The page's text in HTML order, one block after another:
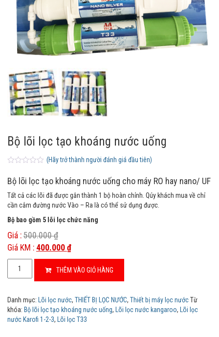
Bộ lõi lọc tạo khoáng nước uống
o
u
o
f
a
s
e
d
o
n
c
t
e
r
r
a
(Hãy trở thành người đánh giá đầu tiên)
Bộ lõi lọc tạo khoáng nước uống cho máy RO hay nano/ UF
Tất cả các lõi đã được gắn thành 1 bộ hoàn chỉnh. Qúy khách mua về chỉ
cần cắm đường nước Vào – Ra là có thể sử dụng được.
Bộ bao gồm 5 lõi lọc chức năng
Giá : 500.000₫
Giá KM : 400.000 ₫
khoáng
nước
uống
THÊM VÀO GIỎ HÀNG
Danh mục: Lõi lọc nước, THIẾT BỊ LỌC NƯỚC, Thiết bị máy lọc nướcTừ
khóa: Bộ lõi lọc tạo khoáng nước uống, Lõi lọc nước kangaroo,
Lõi lọc
nước Karofi 1-2-3, Lõi lọc T33